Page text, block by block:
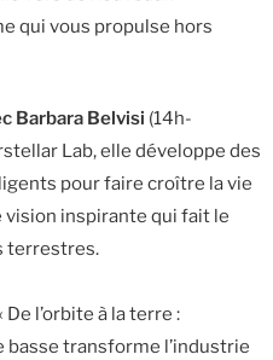
qui vous propulse hors
Barbara Belvisi (14h-
Lab, elle développe des
pour faire croître la vie
vision inspirante qui fait le
terrestres.
De l’orbite à la terre :
basse transforme l’industrie